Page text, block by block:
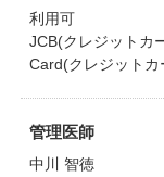
利用可
JCB(クレジットカ
Card(クレジット
管理医師
中川 智徳